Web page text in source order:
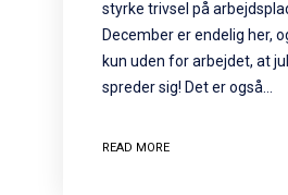
styrke trivsel på
December er endelig her,
kun uden for arbejdet, at
spreder sig! Det er også…
READ MORE